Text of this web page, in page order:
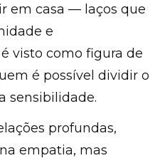
em casa — laços que
e
visto como figura de
é possível dividir o
sensibilidade.
profundas,
empatia, mas